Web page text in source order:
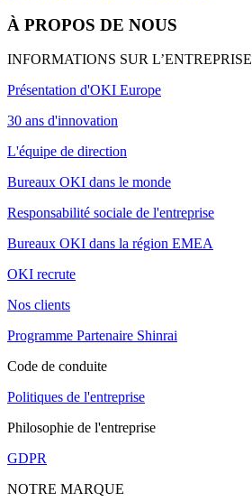
À PROPOS DE NOUS
INFORMATIONS SUR L’ENTREPRISE
Présentation d'OKI Europe
30 ans d'innovation
L'équipe de direction
Bureaux OKI dans le monde
Responsabilité sociale de l'entreprise
Bureaux OKI dans la région EMEA
OKI recrute
Nos clients
Programme Partenaire Shinrai
Code de conduite
Politiques de l'entreprise
Philosophie de l'entreprise
GDPR
NOTRE MARQUE